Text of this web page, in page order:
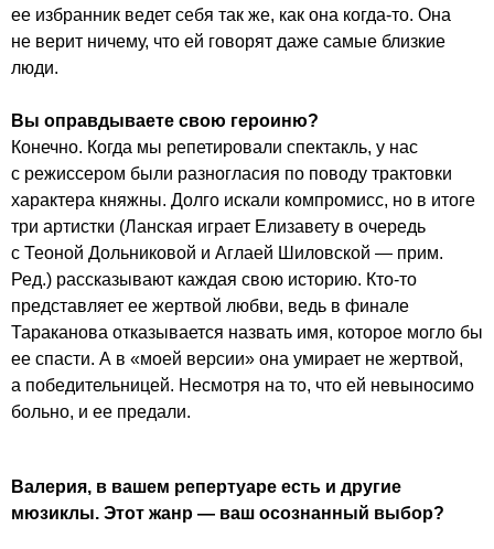
ее избранник ведет себя так же, как она когда-то. Она
не верит ничему, что ей говорят даже самые близкие
люди.
Вы оправдываете свою героиню?
Конечно. Когда мы репетировали спектакль, у нас
с режиссером были разногласия по поводу трактовки
характера княжны. Долго искали компромисс, но в итоге
три артистки (Ланская играет Елизавету в очередь
с Теоной Дольниковой и Аглаей Шиловской — прим.
Ред.) рассказывают каждая свою историю. Кто-то
представляет ее жертвой любви, ведь в финале
Тараканова отказывается назвать имя, которое могло бы
ее спасти. А в «моей версии» она умирает не жертвой,
а победительницей. Несмотря на то, что ей невыносимо
больно, и ее предали.
Валерия, в вашем репертуаре есть и другие
мюзиклы. Этот жанр — ваш осознанный выбор?